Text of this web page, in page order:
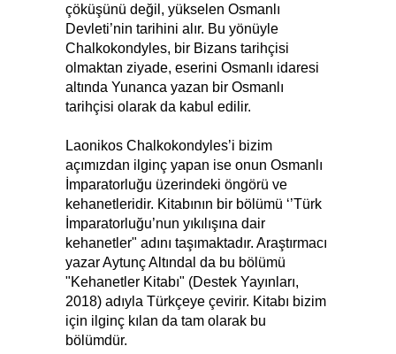
çöküşünü değil, yükselen Osmanlı
Devleti’nin tarihini alır. Bu yönüyle
Chalkokondyles, bir Bizans tarihçisi
olmaktan ziyade, eserini Osmanlı idaresi
altında Yunanca yazan bir Osmanlı
tarihçisi olarak da kabul edilir.
Laonikos Chalkokondyles’i bizim
açımızdan ilginç yapan ise onun Osmanlı
İmparatorluğu üzerindeki öngörü ve
kehanetleridir. Kitabının bir bölümü ‘’Türk
İmparatorluğu’nun yıkılışına dair
kehanetler" adını taşımaktadır. Araştırmacı
yazar Aytunç Altındal da bu bölümü
"Kehanetler Kitabı" (Destek Yayınları,
2018) adıyla Türkçeye çevirir. Kitabı bizim
için ilginç kılan da tam olarak bu
bölümdür.